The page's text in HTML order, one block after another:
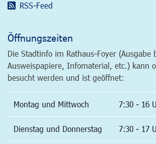
RSS-Feed
Öffnungszeiten
Die Stadtinfo im Rathaus-Foyer (Ausgabe
Ausweispapiere, Infomaterial, etc.) kann
besucht werden und ist geöffnet:
Montag und Mittwoch 7:30 - 16
Dienstag und Donnerstag 7:30 - 17